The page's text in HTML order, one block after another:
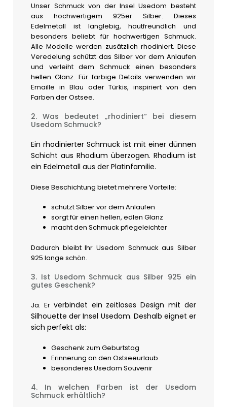
Unser Schmuck von der Insel Usedom besteht
aus hochwertigem 925er Silber. Dieses
Edelmetall ist langlebig, hautfreundlich und
besonders beliebt für hochwertigen Schmuck.
Alle Modelle werden zusätzlich rhodiniert. Diese
Veredelung schützt das Silber vor dem Anlaufen
und verleiht dem Schmuck einen besonders
hellen Glanz. Für farbige Details verwenden wir
Emaille in Blau oder Türkis, inspiriert von den
Farben der Ostsee.
2. Was bedeutet „rhodiniert“ bei diesem
Usedom Schmuck?
Ein rhodinierter Schmuck ist mit einer dünnen
Schicht aus Rhodium überzogen. Rhodium ist
ein Edelmetall aus der Platinfamilie.
Diese Beschichtung bietet mehrere Vorteile:
schützt Silber vor dem Anlaufen
sorgt für einen hellen, edlen Glanz
macht den Schmuck pflegeleichter
Dadurch bleibt Ihr Usedom Schmuck aus Silber
925 lange schön.
3. Ist Usedom Schmuck aus Silber 925 ein
gutes Geschenk?
Ja. Er verbindet ein zeitloses Design mit der
Silhouette der Insel Usedom. Deshalb eignet er
sich perfekt als:
Geschenk zum Geburtstag
Erinnerung an den Ostseeurlaub
besonderes Usedom Souvenir
4. In welchen Farben ist der Usedom
Schmuck erhältlich?